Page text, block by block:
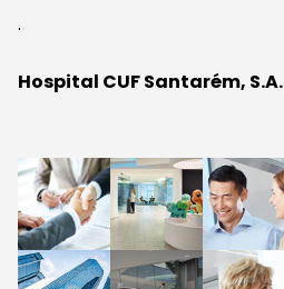
.
Hospital CUF Santarém, S.A.